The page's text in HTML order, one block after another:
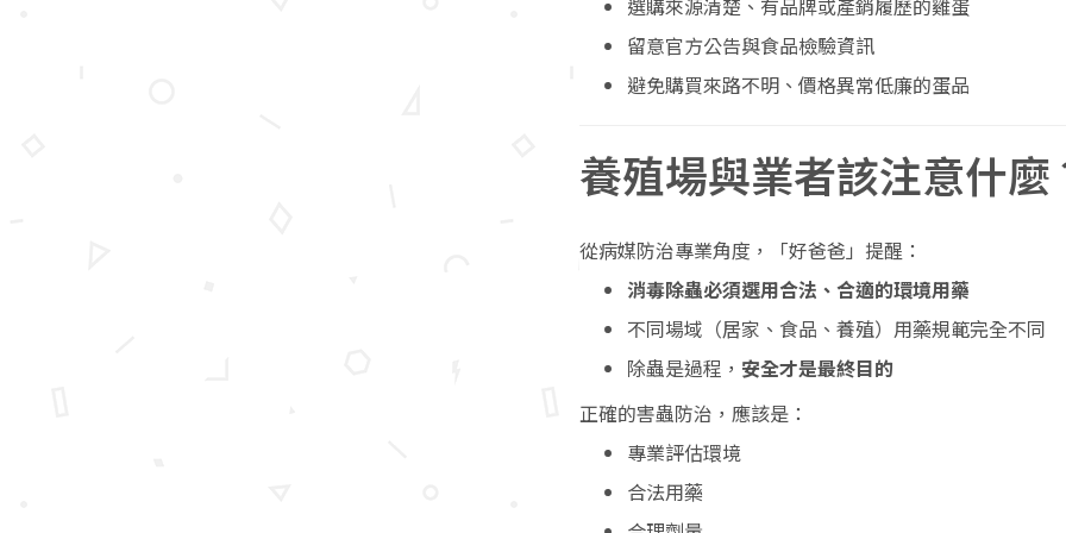
選購來源清楚、有品牌或產銷履歷的雞蛋
留意官方公告與食品檢驗資訊
避免購買來路不明、價格異常低廉的蛋品
養殖場與業者該注意什麼
從病媒防治專業角度，「好爸爸」提醒：
消毒除蟲必須選用合法、合適的環境用藥
不同場域（居家、食品、養殖）用藥規範完全不同
除蟲是過程， 安全才是最終目的
正確的害蟲防治，應該是：
專業評估環境
合法用藥